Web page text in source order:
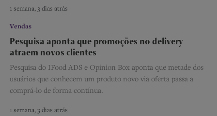
1 semana, 3 dias atrás
Vendas
Pesquisa aponta que promoções no delivery
atraem novos clientes
Pesquisa do IFood ADS e Opinion Box aponta que metade dos
usuários que conhecem um produto novo via oferta passa a
comprá-lo de forma contínua.
1 semana, 3 dias atrás